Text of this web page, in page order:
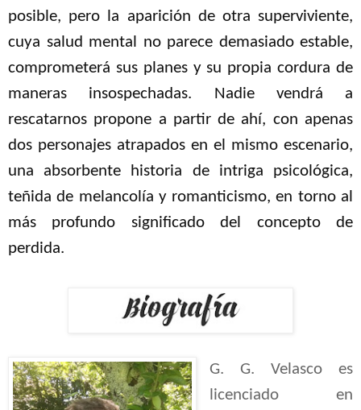
posible, pero la aparición de otra superviviente,
cuya salud mental no parece demasiado estable,
comprometerá sus planes y su propia cordura de
maneras insospechadas. Nadie vendrá a
rescatarnos propone a partir de ahí, con apenas
dos personajes atrapados en el mismo escenario,
una absorbente historia de intriga psicológica,
teñida de melancolía y romanticismo, en torno al
más profundo significado del concepto de
perdida.
G. G. Velasco es
licenciado en